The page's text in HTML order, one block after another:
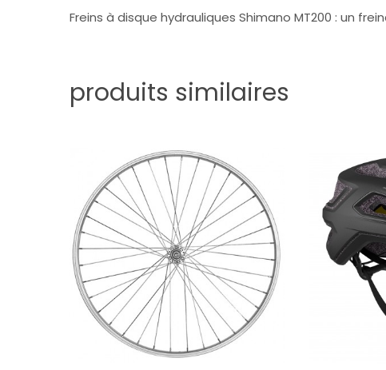
Freins à disque hydrauliques Shimano MT200 : un
produits similaires